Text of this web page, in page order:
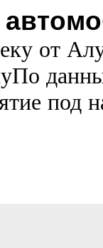
от
под